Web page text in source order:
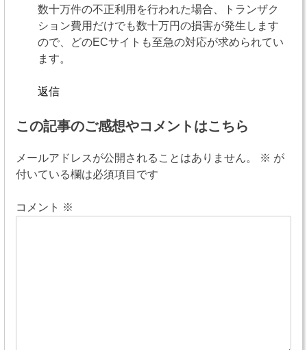
数十万件の不正利用を行われた場合、トランザク
ション費用だけでも数十万円の損害が発生します
ので、どのECサイトも至急の対応が求められてい
ます。
返信
この記事のご感想やコメントはこちら
メールアドレスが公開されることはありません。 ※ が
付いている欄は必須項目です
コメント ※